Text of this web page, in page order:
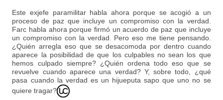
Este exjefe paramilitar habla ahora porque se acogió a un
proceso de paz que incluye un compromiso con la verdad.
Farc habla ahora porque firmó un acuerdo de paz que incluye
un compromiso con la verdad. Pero eso me tiene pensando.
¿Quién arregla eso que se desacomoda por dentro cuando
aparece la posibilidad de que los culpables no sean los que
hemos culpado siempre? ¿Quién ordena todo eso que se
revuelve cuando aparece una verdad? Y, sobre todo, ¿qué
pasa cuando la verdad es un hijueputa sapo que uno no se
quiere tragar?